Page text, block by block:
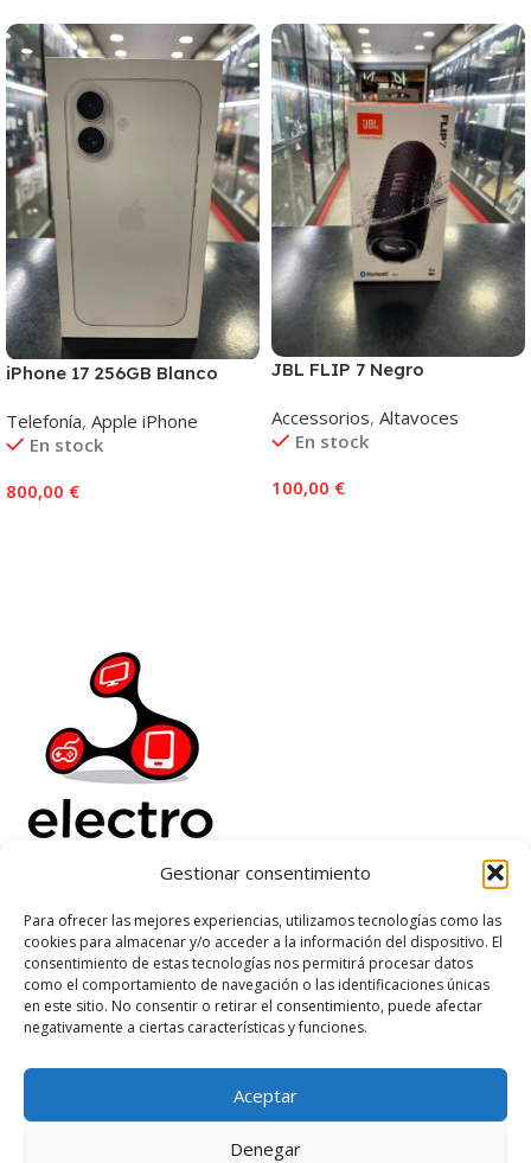
Gestionar consentimiento
Para ofrecer las mejores experiencias, utilizamos tecnologías como las
cookies para almacenar y/o acceder a la información del dispositivo. El
consentimiento de estas tecnologías nos permitirá procesar datos
como el comportamiento de navegación o las identificaciones únicas
en este sitio. No consentir o retirar el consentimiento, puede afectar
negativamente a ciertas características y funciones.
Aceptar
Denegar
iPhone 17 256GB Blanco
Telefonía, Apple iPhone
En stock
800,00 €
JBL FLIP 7 Negro
Accessorios, Altavoces
En stock
100,00 €
Electrorenover
Ayuda
Legal
Suscribete